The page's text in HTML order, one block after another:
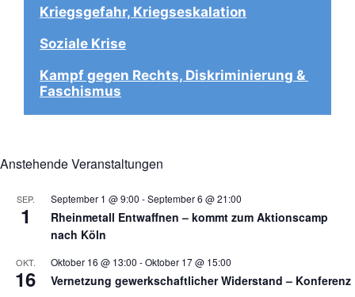
Kriegsgefahr, Kriegseskalation
Soziale Krise
Kampf gegen Rechts, Diskriminierung &
Faschismus
Anstehende Veranstaltungen
SEP.
1
September 1 @ 9:00 -September 6 @ 21:00
Rheinmetall Entwaffnen – kommt zum Aktionscamp
nach Köln
OKT.
16
Oktober 16 @ 13:00 -Oktober 17 @ 15:00
Vernetzung gewerkschaftlicher Widerstand – Konferenz